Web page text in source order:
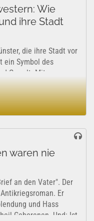
Wie
ihre Stadt
die ihre Stadt vor
ein Symbol des
Gewalt. Mit
als
verbindet...
waren nie
an den Vater". Der
Er
und Hass
Geborenen. Und: Ist